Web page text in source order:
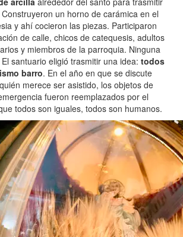
un horno de carámica en el
y ahí cocieron las piezas. Participaron
de calle, chicos de catequesis, adultos
y miembros de la parroquia. Ninguna
santuario eligió trasmitir una idea: todos
barro. En el año en que se discute
merece ser asistido, los objetos de
fueron reemplazados por el
todos son iguales, todos son humanos.